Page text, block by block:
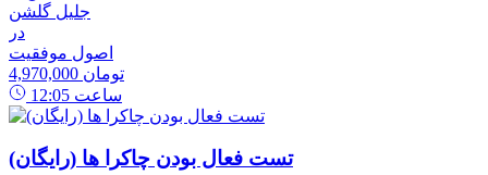
جلیل گلشن
در
اصول موفقیت
4,970,000 تومان
12:05 ساعت
تست فعال بودن چاکرا ها (رایگان)